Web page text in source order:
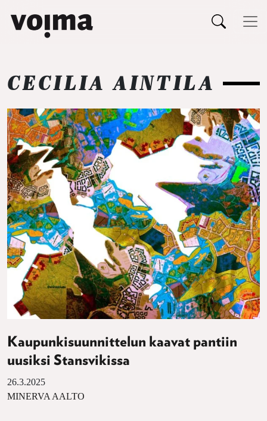
Päävalikko
CECILIA AINTILA
Kaupunkisuunnittelun kaavat pantiin
uusiksi Stansvikissa
26.3.2025
MINERVA AALTO